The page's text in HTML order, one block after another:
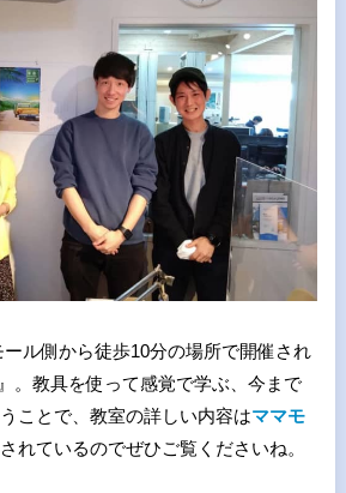
ル側から徒歩10分の場所で開催され
。教具を使って感覚で学ぶ、今まで
ことで、教室の詳しい内容はママモ
れているのでぜひご覧くださいね。